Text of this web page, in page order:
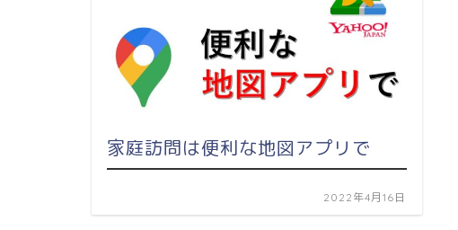
家庭訪問は便利な地図アプリで
2022年4月16日